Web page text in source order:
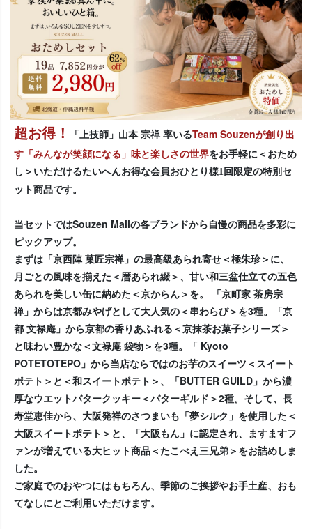
超お得！ 「上技師」山本 宗禅 率いるTeam Souzenが創り出
す「みんなが笑顔になる」味と楽しさの世界をお手軽に＜おため
し＞いただけるたいへんお得な会員おひとり様1回限定の特別セ
ット商品です。
当セットではSouzen Mallの各ブランドから自慢の商品を多彩に
ピックアップ。
まずは「京西陣 菓匠宗禅」の最高級あられ寄せ＜極朱珍＞に、
月ごとの風味を揃えた＜暦あられ綴＞、甘い和三盆仕立ての五色
あられを美しい缶に納めた＜京からん＞を。 「京町家 茶房宗
禅」からは京都みやげとして大人気の＜串わらび＞を3種。「京
都 文禄庵」から京都の香りあふれる＜京抹茶お菓子シリーズ＞
と味わい豊かな＜文禄庵 袋物＞を3種。「 Kyoto
POTETOTEPO」から当店ならではのお芋のスイーツ＜スイート
ポテト＞と＜和スイートポテト＞、「BUTTER GUILD」から濃
厚なウエットバタークッキー＜バターギルド＞2種。そして、長
寿堂恵佳から、大阪発祥のさつまいも「夢シルク」を使用した＜
大阪スイートポテト＞と、「大阪もん」に認定され、ますますフ
ァンが増えている大ヒット商品＜たこべえ三兄弟＞をお詰めしま
した。
ご家庭でのおやつにはもちろん、季節のご挨拶やお手土産、おも
てなしにとご利用いただけます。